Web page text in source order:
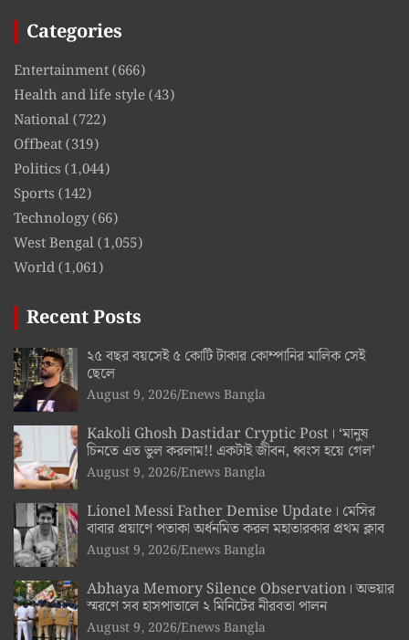
Categories
Entertainment(666)
Health and life style(43)
National(722)
Offbeat(319)
Politics (1,044)
Sports (142)
Technology(66)
West Bengal(1,055)
World(1,061)
Recent Posts
২৫ বছর বয়সেই ৫ কোটি টাকার কোম্পানির মালিক সেই
ছেলে
August 9, 2026 Enews Bangla
Kakoli Ghosh Dastidar Cryptic Post। ‘মানুষ
চিনতে এত ভুল করলাম!! একটাই জীবন, ধ্বংস হয়ে গেল’
August 9, 2026 Enews Bangla
Lionel Messi Father Demise Update। মেসির
বাবার প্রয়াণে পতাকা অর্ধনমিত করল মহাতারকার প্রথম ক্লাব
August 9, 2026 Enews Bangla
Abhaya Memory Silence Observation। অভয়ার
স্মরণে সব হাসপাতালে ২ মিনিটের নীরবতা পালন
August 9, 2026 Enews Bangla